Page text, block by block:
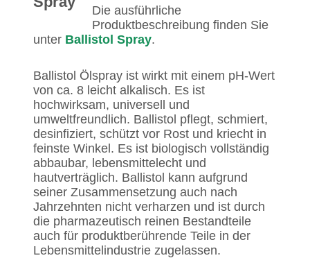
Die ausführliche
Produktbeschreibung finden Sie
unter Ballistol Spray.
Ballistol Ölspray ist wirkt mit einem pH-Wert
von ca. 8 leicht alkalisch. Es ist
hochwirksam, universell und
umweltfreundlich. Ballistol pflegt, schmiert,
desinfiziert, schützt vor Rost und kriecht in
feinste Winkel. Es ist biologisch vollständig
abbaubar, lebensmittelecht und
hautverträglich. Ballistol kann aufgrund
seiner Zusammensetzung auch nach
Jahrzehnten nicht verharzen und ist durch
die pharmazeutisch reinen Bestandteile
auch für produktberührende Teile in der
Lebensmittelindustrie zugelassen.